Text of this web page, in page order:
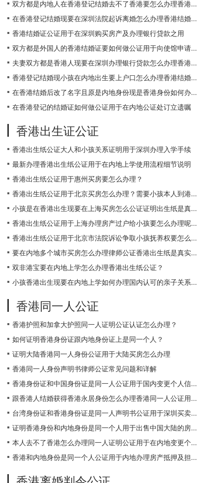
双方都是内地人在香港登记结婚去不了香港要怎么办理香港...
在香港登记结婚现要在深圳法院起诉离婚怎么办理香港结婚...
香港结婚证公证用于在深圳购买房产及办理银行贷款之用
双方都是外国人的香港结婚证要如何做公证用于向使馆申请...
夫妻双方都是香港人现要在深圳办理银行贷款怎么办理香港...
香港登记结婚现小孩在内地出生要上户口怎么办理香港结婚...
在香港结婚后改了名字且原是内地身份现是香港身份如何办...
在香港登记的结婚证如何做公证用于在内地公证处订立遗嘱
香港出生证公证
香港出生纸公证大人和小孩关系证明用于深圳办理入学手续
最新办理香港出生纸公证用于在内地上学使用流程细节说明
香港出生纸公证用于惠州买房要怎么办理？
香港出生纸公证用于北京买房怎么办理？需要小孩本人到港...
小孩是在香港出生现要在上海买房怎么公证证明出生纸是真...
香港出生纸公证用于上海办理房产过户给小孩要怎么办理呢...
香港出生纸公证用于北京市法院诉讼争取小孩抚养权要怎么...
要在内地多个城市买房怎么办理律师公证香港出生纸是真实...
双非港宝要在内地上学怎么办理香港出生纸公证？
小孩香港出生现要在内地上学如何办理国内认可的亲子关系...
香港同一人公证
香港护照和加拿大护照同一人证明公证认证怎么办理？
如何证明香港身份证跟内地身份证上是同一个人？
证明大陆香港同一人身份公证用于大陆买房怎么办理
香港同一人身份声明书律师公证常见问题和详解
香港身份证和中国身份证是同一人公证用于国内变更个人信...
跟香港人结婚获得香港永居身份怎么办理香港同一人公证用...
台湾身份证和香港身份证是同一人声明书公证用于深圳买卖...
证明香港身份和内地身份是同一个人用于出售中国大陆的房...
本人去不了香港怎么办理同一人证明公证用于在内地变更个...
香港和内地身份是同一个人公证用于内地办理房产抵押及担...